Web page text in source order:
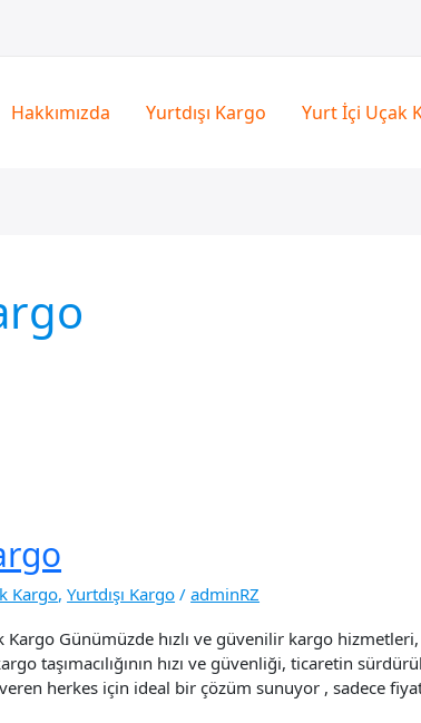
Hakkımızda Yurtdışı Kargo Yurt İçi Uçak
Kargo,Yurtdışı Kargo /adminRZ
Kargo Günümüzde hızlı ve güvenilir kargo
taşımacılığının hızı ve güvenliği, ticaretin
herkes için ideal bir çözüm sunuyor , sadece